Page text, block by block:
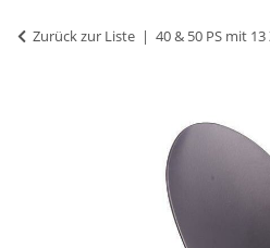
Zurück zur Liste 40 & 50 PS mit